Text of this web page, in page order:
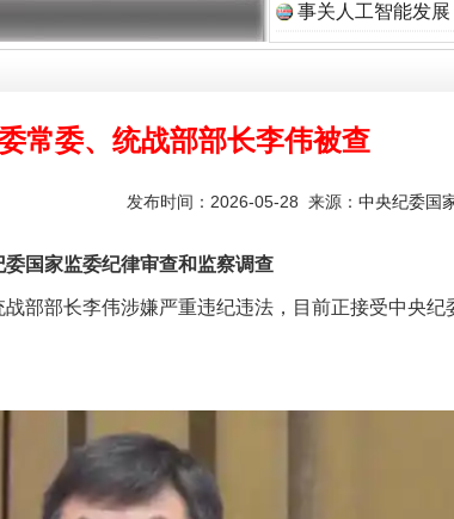
事关人工智能发
常委、统战部部长李伟被查
发布时间：2026-05-28 来源： 中央纪委国
国家监委纪律审查和监察调查
部长李伟涉嫌严重违纪违法，目前正接受中央纪
法徽映军营 权益有保障